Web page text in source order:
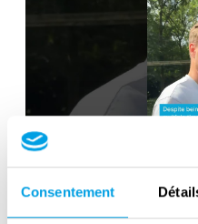
Consentement
Battle of the